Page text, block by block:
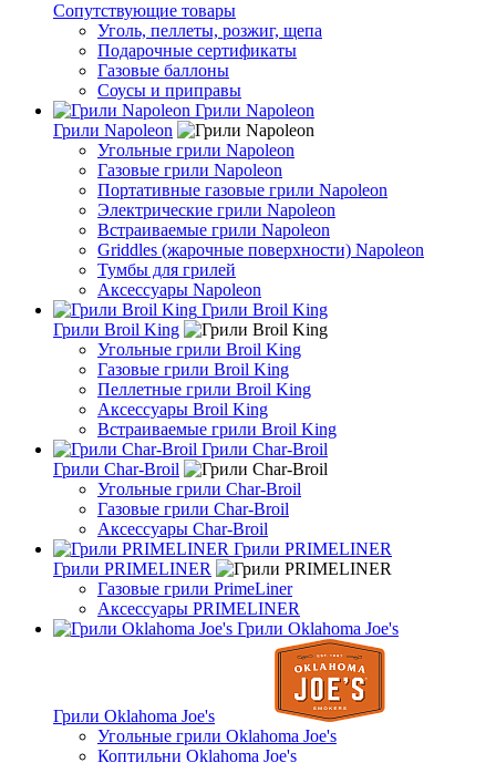
Сопутствующие товары
Уголь, пеллеты, розжиг, щепа
Подарочные сертификаты
Газовые баллоны
Соусы и приправы
Грили Napoleon
Грили Napoleon
Угольные грили Napoleon
Газовые грили Napoleon
Портативные газовые грили Napoleon
Электрические грили Napoleon
Встраиваемые грили Napoleon
Griddles (жарочные поверхности) Napoleon
Тумбы для грилей
Аксессуары Napoleon
Грили Broil King
Грили Broil King
Угольные грили Broil King
Газовые грили Broil King
Пеллетные грили Broil King
Аксессуары Broil King
Встраиваемые грили Broil King
Грили Char-Broil
Грили Char-Broil
Угольные грили Char-Broil
Газовые грили Char-Broil
Аксессуары Char-Broil
Грили PRIMELINER
Грили PRIMELINER
Газовые грили PrimeLiner
Аксессуары PRIMELINER
Грили Oklahoma Joe's
Грили Oklahoma Joe's
Угольные грили Oklahoma Joe's
Коптильни Oklahoma Joe's